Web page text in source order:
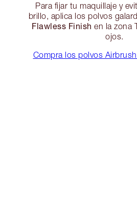
Para fijar tu maquillaje y
brillo, aplica los polvos
Flawless Finish en la zona
ojos.
Compra los polvos